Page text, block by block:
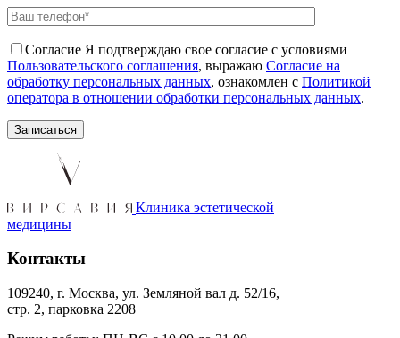
Согласие Я подтверждаю свое согласие с условиями
Пользовательского соглашения, выражаю Согласие на
обработку персональных данных, ознакомлен с Политикой
оператора в отношении обработки персональных данных.
Клиника эстетической
медицины
Контакты
109240, г. Москва, ул. Земляной вал д. 52/16,
стр. 2, парковка 2208